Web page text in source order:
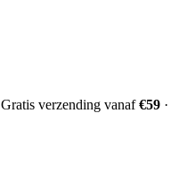
Gratis verzending vanaf€59 ·